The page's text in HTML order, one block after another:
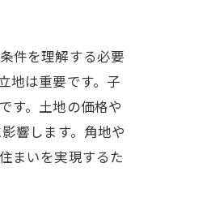
件を理解する必要
地は重要です。子
す。土地の価格や
響します。角地や
まいを実現するた